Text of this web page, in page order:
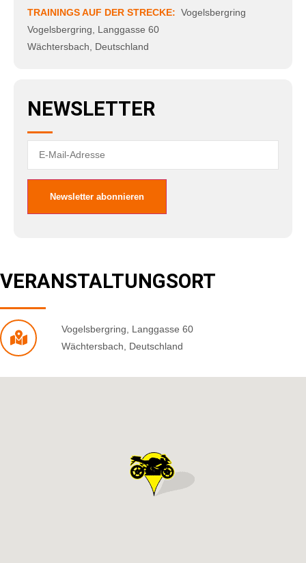
TRAININGS AUF DER STRECKE: Vogelsbergring
Vogelsbergring
Langgasse 60
Wächtersbach
Deutschland
NEWSLETTER
VERANSTALTUNGSORT
Vogelsbergring
Langgasse 60
Wächtersbach
Deutschland